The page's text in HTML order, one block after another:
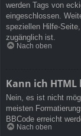
werden Tags von
eingeschlossen.
speziellen Hilfe-
zugänglich ist.
Nach oben
Kann ich HTML
Nein, es ist nicht
meisten
BBCode erreicht
Nach oben